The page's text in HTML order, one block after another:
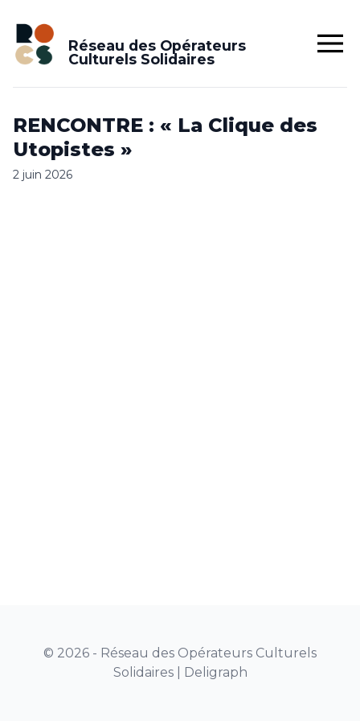
Réseau des Opérateurs
Culturels Solidaires
RENCONTRE : « La Clique des
Utopistes »
2 juin 2026
© 2026 - Réseau des Opérateurs Culturels
Solidaires | Deligraph